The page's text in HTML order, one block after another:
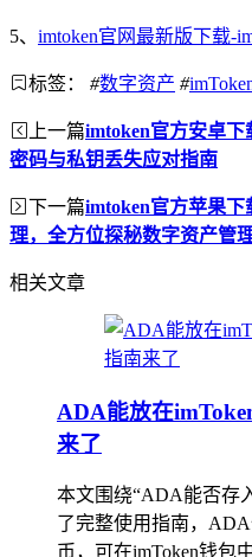
5、 imtoken官网最新版下载-
标签： #数字资产 #
上一篇imtoken官方安卓
密码与私钥丢失应对指南
下一篇imtoken官方苹果下
理，全方位探秘数字资产管
相关文章
ADA能放在
来了
本文围绕“ADA能否存
了完整使用指南，
币，可在imToken钱包